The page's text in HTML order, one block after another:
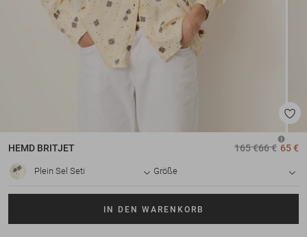
HEMD BRITJET 165 €66 € 65 €
Plein Sel Seti Größe
IN DEN WARENKORB